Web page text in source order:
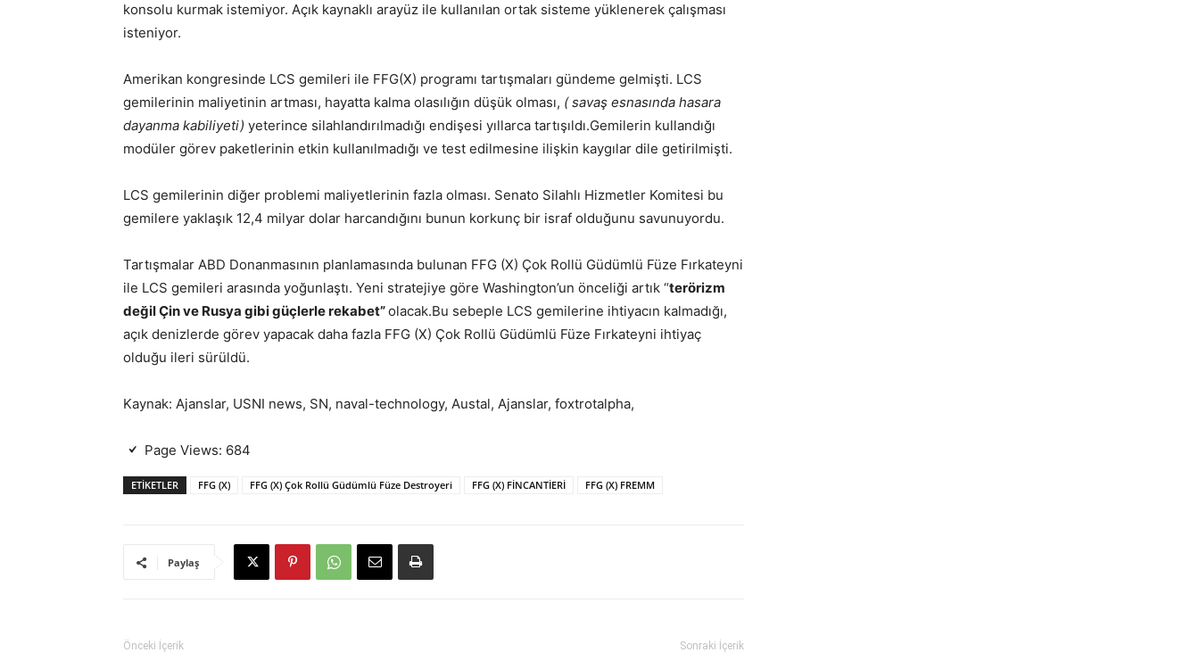
konsolu kurmak istemiyor. Açık kaynaklı arayüz ile kullanılan ortak sisteme yüklenerek çalışması
isteniyor.
Amerikan kongresinde LCS gemileri ile FFG(X) programı tartışmaları gündeme gelmişti. LCS
gemilerinin maliyetinin artması, hayatta kalma olasılığın düşük olması, ( savaş esnasında hasara
dayanma kabiliyeti) yeterince silahlandırılmadığı endişesi yıllarca tartışıldı.Gemilerin kullandığı
modüler görev paketlerinin etkin kullanılmadığı ve test edilmesine ilişkin kaygılar dile getirilmişti.
LCS gemilerinin diğer problemi maliyetlerinin fazla olması. Senato Silahlı Hizmetler Komitesi bu
gemilere yaklaşık 12,4 milyar dolar harcandığını bunun korkunç bir israf olduğunu savunuyordu.
Tartışmalar ABD Donanmasının planlamasında bulunan FFG (X) Çok Rollü Güdümlü Füze Fırkateyni
ile LCS gemileri arasında yoğunlaştı. Yeni stratejiye göre Washington’un önceliği artık “terörizm
değil Çin ve Rusya gibi güçlerle rekabet”olacak.Bu sebeple LCS gemilerine ihtiyacın kalmadığı,
açık denizlerde görev yapacak daha fazla FFG (X) Çok Rollü Güdümlü Füze Fırkateyni ihtiyaç
olduğu ileri sürüldü.
Kaynak: Ajanslar, USNI news, SN, naval-technology, Austal, Ajanslar, foxtrotalpha,
Page Views: 684
ETIKETLER FFG (X) FFG (X) Çok Rollü Güdümlü Füze Destroyeri FFG (X) FİNCANTİERİ FFG (X) FREMM
Paylaş
Önceki İçerik Sonraki İçerik